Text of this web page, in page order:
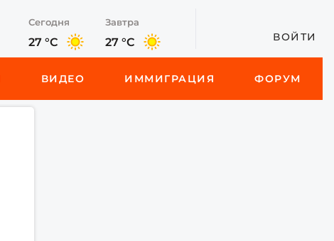
Сегодня
27 °C
Завтра
27 °C ВОЙТИ
ВИДЕО ИММИГРАЦИЯ ФОРУМ